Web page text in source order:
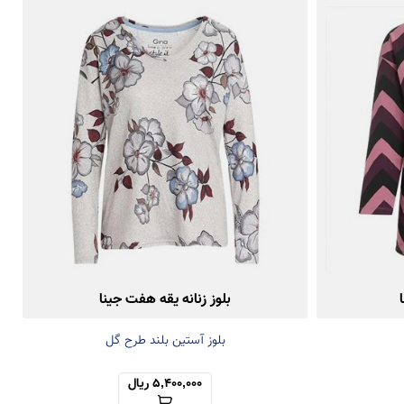
بلوز زنانه یقه هفت جینا
بلوز آستین بلند طرح گل
5,400,000 ریال